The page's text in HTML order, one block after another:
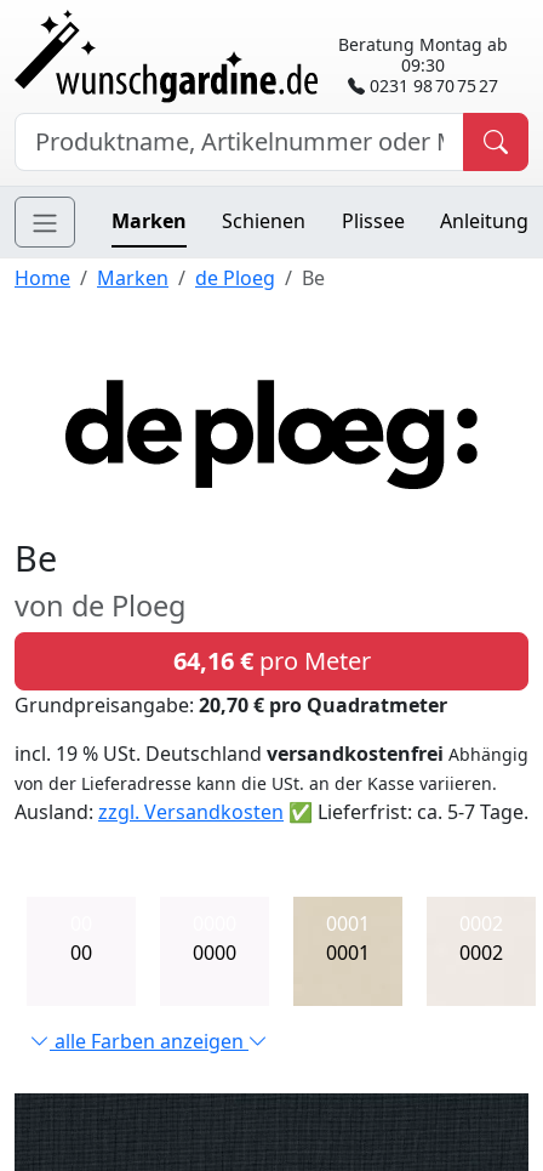
Beratung Montag ab
09:30
0231 98 70 75 27
Marken Schienen Plissee Anleitung
Home Marken de Ploeg Be
Be
von de Ploeg
64,16 €pro Meter
Grundpreisangabe: 20,70 € pro Quadratmeter
incl. 19 % USt. Deutschland versandkostenfrei Abhängig
von der Lieferadresse kann die USt. an der Kasse variieren.
Ausland: zzgl. Versandkosten ✅ Lieferfrist: ca. 5-7 Tage.
00
0000
0001
0001
0002
0002
alle Farben anzeigen